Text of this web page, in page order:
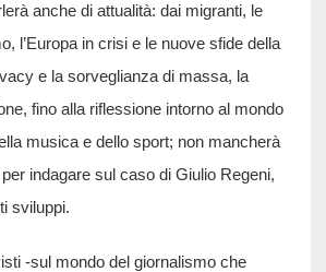
anche di attualità: dai migranti, le
l’Europa in crisi e le nuove sfide della
e la sorveglianza di massa, la
fino alla riflessione intorno al mondo
musica e dello sport; non mancherà
indagare sul caso di Giulio Regeni,
sviluppi.
-sul mondo del giornalismo che